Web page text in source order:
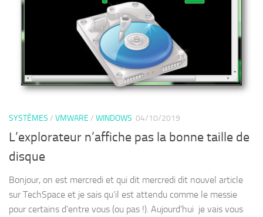
SYSTÈMES / VMWARE / WINDOWS 04/10/2019
L’explorateur n’affiche pas la bonne taille de
disque
Bonjour, on est mercredi et qui dit mercredi dit nouvel article
sur TechSpace et je sais qu’il est attendu comme le messie
pour certains d’entre vous (ou pas !). Aujourd’hui je vais vous